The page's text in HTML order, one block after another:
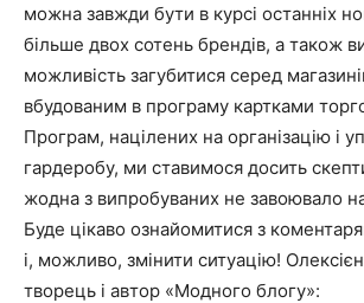
можна завжди бути в курсі останніх
більше двох сотень брендів, а також
можливість загубитися серед
вбудованим в програму картками
Програм, націлених на організацію і
гардеробу, ми ставимося досить
жодна з випробуваних не завоювало
Буде цікаво ознайомитися з
і, можливо, змінити ситуацію!
творець і автор «Модного блогу»: